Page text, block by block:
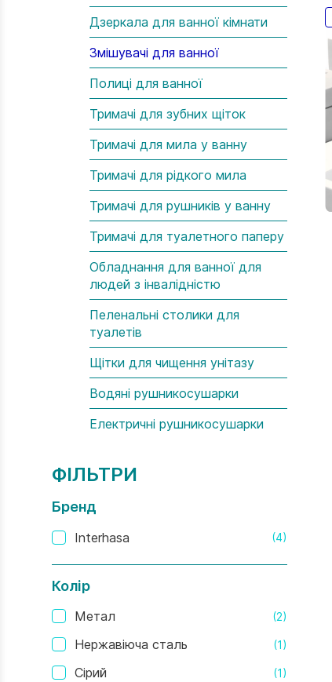
Дзеркала для ванної кімнати
Змішувачі для ванної
Полиці для ванної
Тримачі для зубних щіток
Тримачі для мила у ванну
Тримачі для рідкого мила
Тримачі для рушників у ванну
Тримачі для туалетного паперу
Обладнання для ванної для
людей з інвалідністю
Пеленальні столики для
туалетів
Щітки для чищення унітазу
Водяні рушникосушарки
Електричні рушникосушарки
ФІЛЬТРИ
Бренд
Interhasa (4)
Колір
Метал (2)
Нержавіюча сталь (1)
Сірий (1)